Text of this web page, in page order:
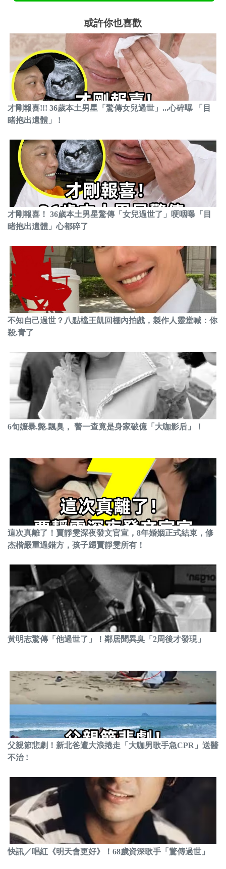
或許你也喜歡
才剛報喜!!! 36歲本土男星「驚傳女兒過世」...心碎曝 「目
睹抱出遺體」 !
才剛報喜！ 36歲本土男星驚傳「女兒過世了」哽咽曝「目
睹抱出遺體」心都碎了
不知自己過世？八點檔王凱回棚內拍戲，製作人靈堂喊：你
殺.青了
6旬嬤暴.斃.飄臭， 警一查竟是身家破億「大咖影后」！
這次真離了！賈靜雯深夜發文官宣，8年婚姻正式結束，修
杰楷嚴重過錯方，孩子歸賈靜雯所有！
黃明志驚傳「他過世了」！鄰居聞異臭「2周後才發現」
父親節悲劇！新北爸遭大浪捲走「大咖男歌手急CPR」送醫
不治 !
快訊／唱紅《明天會更好》！68歲資深歌手「驚傳過世」